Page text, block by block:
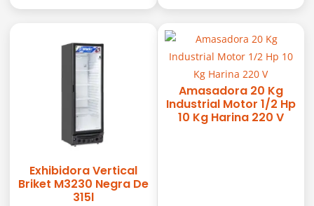
Exhibidora Vertical
Briket M3230 Negra De
315l
Amasadora 20 Kg
Industrial Motor 1/2 Hp
10 Kg Harina 220 V